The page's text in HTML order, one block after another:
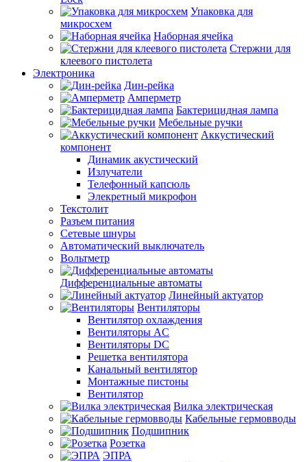
Упаковка для
микросхем
Наборная ячейка
Стержни для
клеевого пистолета
Электроника
Дин-рейка
Амперметр
Бактерицидная лампа
Мебельные ручки
Аккустический
компонент
Динамик акустический
Излучатели
Телефонный капсюль
Элекретный микрофон
Текстолит
Разъем питания
Сетевые шнуры
Автоматический выключатель
Вольтметр
Дифференциальные автоматы
Линейный актуатор
Вентиляторы
Вентилятор охлаждения
Вентиляторы AC
Вентиляторы DC
Решетка вентилятора
Канальный вентилятор
Монтажные пистоны
Вентилятор
Вилка электрическая
Кабельные гермовводы
Подшипник
Розетка
ЭПРА